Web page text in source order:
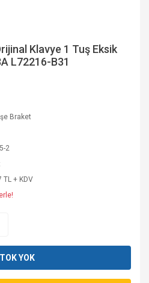
Klavye 1 Tuş Eksik
L72216-B31
Braket
2
TL + KDV
YOK